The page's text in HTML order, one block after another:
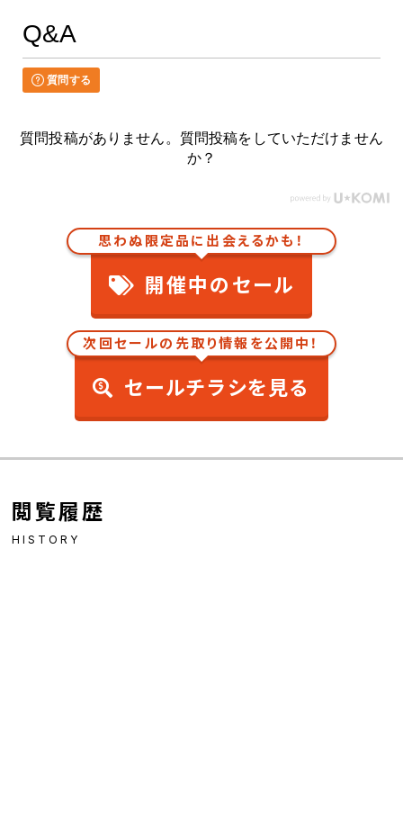
Q&A
質問する
質問投稿がありません。質問投稿をしていただけません
か？
思わぬ限定品に出会えるかも！
開催中のセール
次回セールの先取り情報を公開中！
セールチラシを見る
閲覧履歴
HISTORY